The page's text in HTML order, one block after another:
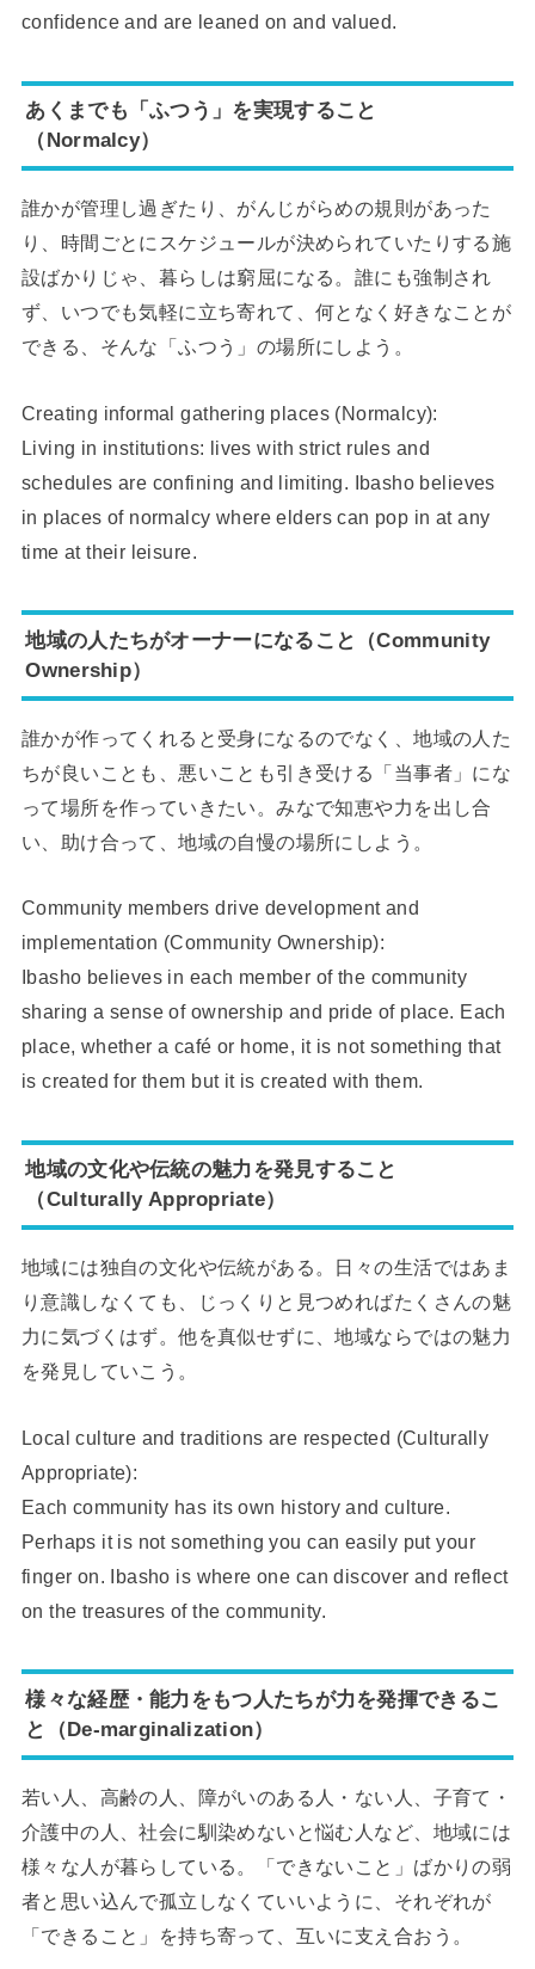
confidence and are leaned on and valued.
あくまでも「ふつう」を実現すること
（Normalcy）
誰かが管理し過ぎたり、がんじがらめの規則があった
り、時間ごとにスケジュールが決められていたりする施
設ばかりじゃ、暮らしは窮屈になる。誰にも強制され
ず、いつでも気軽に立ち寄れて、何となく好きなことが
できる、そんな「ふつう」の場所にしよう。
Creating informal gathering places (Normalcy):
Living in institutions: lives with strict rules and
schedules are confining and limiting. Ibasho believes
in places of normalcy where elders can pop in at any
time at their leisure.
地域の人たちがオーナーになること（Community
Ownership）
誰かが作ってくれると受身になるのでなく、地域の人た
ちが良いことも、悪いことも引き受ける「当事者」にな
って場所を作っていきたい。みなで知恵や力を出し合
い、助け合って、地域の自慢の場所にしよう。
Community members drive development and
implementation (Community Ownership):
Ibasho believes in each member of the community
sharing a sense of ownership and pride of place. Each
place, whether a café or home, it is not something that
is created for them but it is created with them.
地域の文化や伝統の魅力を発見すること
（Culturally Appropriate）
地域には独自の文化や伝統がある。日々の生活ではあま
り意識しなくても、じっくりと見つめればたくさんの魅
力に気づくはず。他を真似せずに、地域ならではの魅力
を発見していこう。
Local culture and traditions are respected (Culturally
Appropriate):
Each community has its own history and culture.
Perhaps it is not something you can easily put your
finger on. Ibasho is where one can discover and reflect
on the treasures of the community.
様々な経歴・能力をもつ人たちが力を発揮できるこ
と（De-marginalization）
若い人、高齢の人、障がいのある人・ない人、子育て・
介護中の人、社会に馴染めないと悩む人など、地域には
様々な人が暮らしている。「できないこと」ばかりの弱
者と思い込んで孤立しなくていいように、それぞれが
「できること」を持ち寄って、互いに支え合おう。